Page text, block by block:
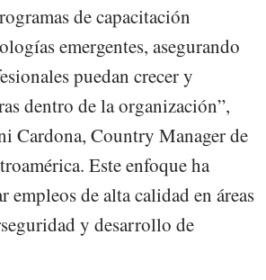
de capacitación
emergentes, asegurando
puedan crecer y
dentro de la organización”,
Cardona, Country Manager de
Este enfoque ha
empleos de alta calidad en áreas
y desarrollo de